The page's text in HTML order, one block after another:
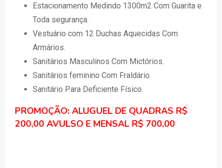
Estacionamento Medindo 1300m2 Com Guarita e
Toda segurança.
Vestuário com 12 Duchas Aquecidas Com
Armários.
Sanitários Masculinos Com Mictórios.
Sanitários feminino Com Fraldário.
Sanitário Para Deficiente Físico.
PROMOÇÃO: ALUGUEL DE QUADRAS R$
200,00 AVULSO E MENSAL R$ 700,00